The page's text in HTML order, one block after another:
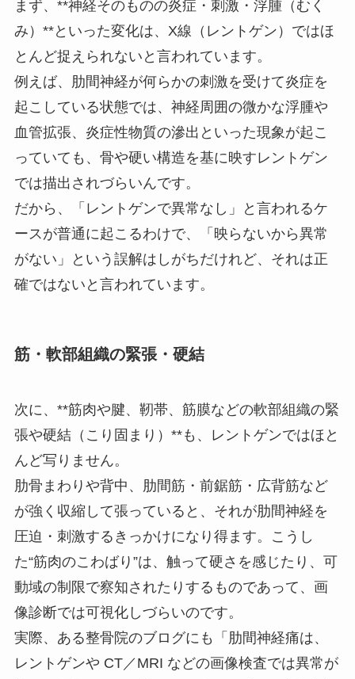
まず、**神経そのものの炎症・刺激・浮腫（むく
み）**といった変化は、X線（レントゲン）ではほ
とんど捉えられないと言われています。
例えば、肋間神経が何らかの刺激を受けて炎症を
起こしている状態では、神経周囲の微かな浮腫や
血管拡張、炎症性物質の滲出といった現象が起こ
っていても、骨や硬い構造を基に映すレントゲン
では描出されづらいんです。
だから、「レントゲンで異常なし」と言われるケ
ースが普通に起こるわけで、「映らないから異常
がない」という誤解はしがちだけれど、それは正
確ではないと言われています。
筋・軟部組織の緊張・硬結
次に、**筋肉や腱、靭帯、筋膜などの軟部組織の緊
張や硬結（こり固まり）**も、レントゲンではほと
んど写りません。
肋骨まわりや背中、肋間筋・前鋸筋・広背筋など
が強く収縮して張っていると、それが肋間神経を
圧迫・刺激するきっかけになり得ます。こうし
た“筋肉のこわばり”は、触って硬さを感じたり、可
動域の制限で察知されたりするものであって、画
像診断では可視化しづらいのです。
実際、ある整骨院のブログにも「肋間神経痛は、
レントゲンや CT／MRI などの画像検査では異常が